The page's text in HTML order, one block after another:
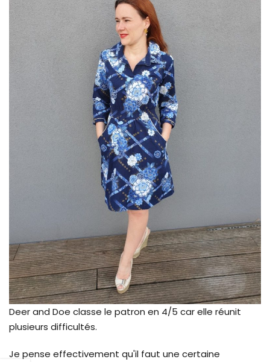
Deer and Doe classe le patron en 4/5 car elle réunit
plusieurs difficultés.
Je pense effectivement qu'il faut une certaine